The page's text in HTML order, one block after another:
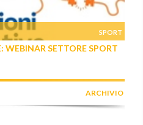
SPORT
WEBINAR SETTORE SPORT
ARCHIVIO